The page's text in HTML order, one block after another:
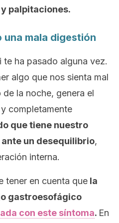
palpitaciones.
mala digestión
ha pasado alguna vez.
algo que nos sienta mal
la noche, genera el
completamente
que tiene nuestro
un desequilibrio,
interna.
tener en cuenta que la
gastroesofágico
con este síntoma. En